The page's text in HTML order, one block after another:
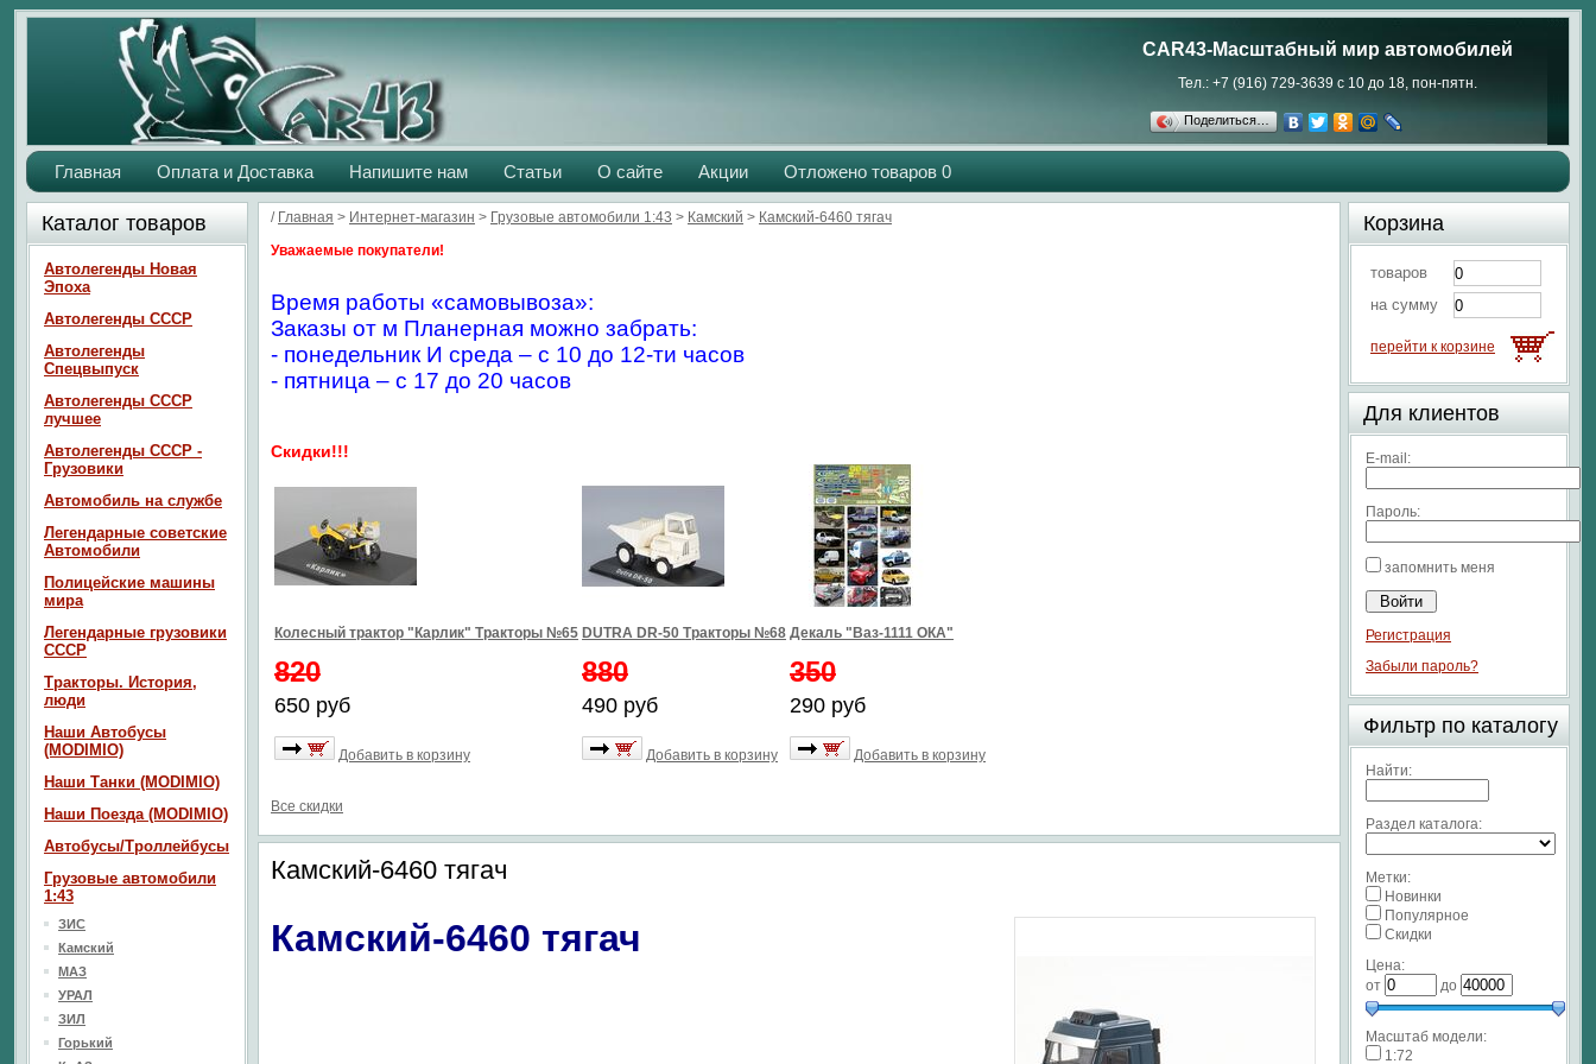
CAR43-Масштабный мир автомобилей
Тел.: +7 (916) 729-3639 с 10 до 18, пон-пятн.
Поделиться…
Главная Оплата и Доставка Напишите нам Статьи О сайте Акции Отложено товаров 0
/ Главная > Интернет-магазин > Грузовые автомобили 1:43 > Камский > Камский-6460 тягач
Уважаемые покупатели!
Время работы «самовывоза»:
Заказы от м Планерная можно забрать:
- понедельник И среда – с 10 до 12-ти часов
- пятница – с 17 до 20 часов
Скидки!!!
Колесный трактор "Карлик" Тракторы №65
820
650 руб
Добавить в корзину
DUTRA DR-50 Тракторы №68
880
490 руб
Добавить в корзину
Декаль "Ваз-1111 ОКА"
350
290 руб
Добавить в корзину
Все скидки
Камский-6460 тягач
Камский-6460 тягач
Каталог товаров
Автолегенды Новая
Эпоха
Автолегенды СССР
Автолегенды
Спецвыпуск
Автолегенды СССР
лучшее
Автолегенды СССР -
Грузовики
Автомобиль на службе
Легендарные советские
Автомобили
Полицейские машины
мира
Легендарные грузовики
СССР
Тракторы. История,
люди
Наши Автобусы
(MODIMIO)
Наши Танки (MODIMIO)
Наши Поезда (MODIMIO)
Автобусы/Троллейбусы
Грузовые автомобили
1:43
ЗИС
Камский
МАЗ
УРАЛ
ЗИЛ
Горький
Корзина
товаров
на сумму
перейти к корзине
Для клиентов
E-mail:
Пароль:
запомнить меня
Регистрация
Забыли пароль?
Фильтр по каталогу
Найти:
Раздел каталога:
Метки:
Новинки
Популярное
Скидки
Цена:
от
до
Масштаб модели:
1:72